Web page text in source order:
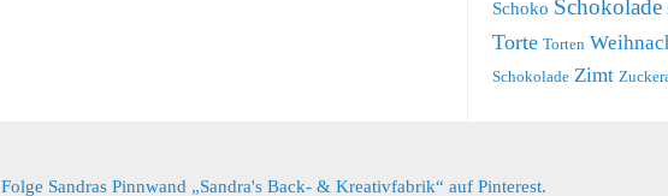
Schoko Schokolade
Torte Torten
Schokolade Zimt
Folge Sandras Pinnwand „Sandra's Back- & Kreativfabrik“ auf Pinterest.